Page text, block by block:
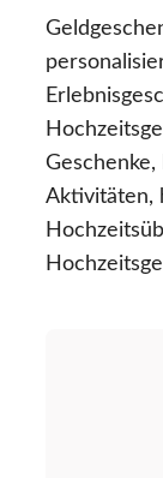
Aktivitäten,